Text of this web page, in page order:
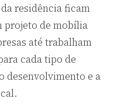
residência ficam
projeto de mobília
até trabalham
cada tipo de
desenvolvimento e a